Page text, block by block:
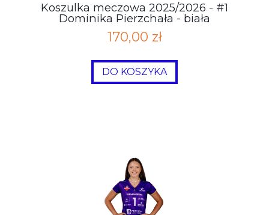
Koszulka meczowa 2025/2026 - #1
Dominika Pierzchała - biała
170,00 zł
DO KOSZYKA